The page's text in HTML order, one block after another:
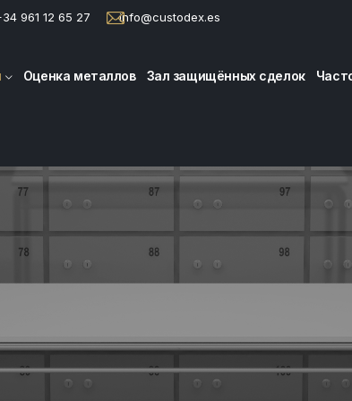
961 12 65 27 info@custodex.es
Оценка металлов Зал защищённых сделок